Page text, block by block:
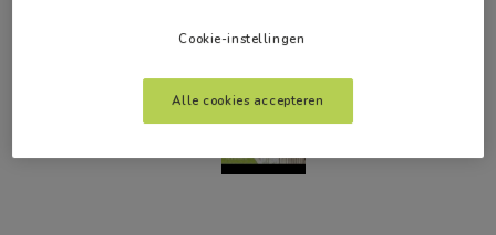
Cookie-instellingen
Alle cookies accepteren